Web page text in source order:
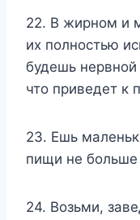
22. В жирном и
их полностью
будешь нервной
что приведет к
23. Ешь
пищи не больше
24. Возьми,